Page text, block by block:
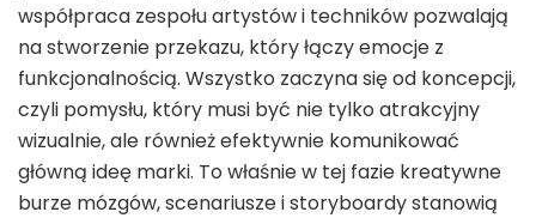
współpraca zespołu artystów i techników pozwalają
na stworzenie przekazu, który łączy emocje z
funkcjonalnością. Wszystko zaczyna się od koncepcji,
czyli pomysłu, który musi być nie tylko atrakcyjny
wizualnie, ale również efektywnie komunikować
główną ideę marki. To właśnie w tej fazie kreatywne
burze mózgów, scenariusze i storyboardy stanowią